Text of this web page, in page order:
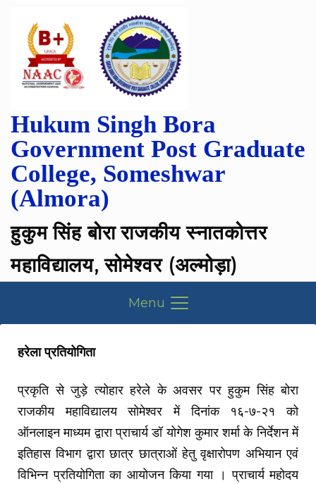
हुकुम सिंह बोरा राजकीय स्नातकोत्तर
महाविद्यालय, सोमेश्वर (अल्मोड़ा)
Hukum Singh Bora
Government Post Graduate
College, Someshwar
(Almora)
Menu
हरेला प्रतियोगिता
प्रकृति से जुड़े त्योहार हरेले के अवसर पर हुकुम सिंह बोरा
राजकीय महाविद्यालय सोमेश्वर में दिनांक १६-७-२१ को
ऑनलाइन माध्यम द्वारा प्राचार्य डॉ योगेश कुमार शर्मा के निर्देशन में
इतिहास विभाग द्वारा छात्र छात्राओं हेतु वृक्षारोपण अभियान एवं
विभिन्न प्रतियोगिता का आयोजन किया गया । प्राचार्य महोदय